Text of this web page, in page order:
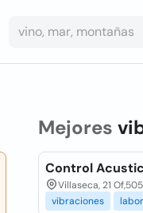
Mejores
Control
Villaseca, 21
vibraciones